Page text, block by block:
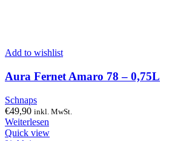
Add to wishlist
Aura Fernet Amaro 78 – 0,75L
Schnaps
€49,90 inkl. MwSt.
Weiterlesen
Quick view